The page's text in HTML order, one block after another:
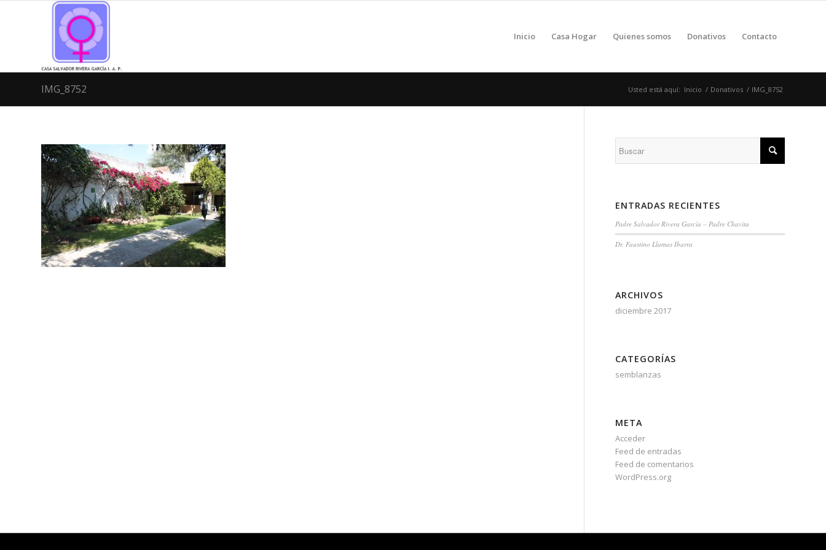
Inicio Casa Hogar Quienes somos Donativos Contacto
IMG_8752 Usted está aquí: Inicio / Donativos / IMG_8752
ENTRADAS RECIENTES
Padre Salvador Rivera García – Padre Chavita
Dr. Faustino Llamas Ibarra
ARCHIVOS
diciembre 2017
CATEGORÍAS
semblanzas
META
Acceder
Feed de entradas
Feed de comentarios
WordPress.org